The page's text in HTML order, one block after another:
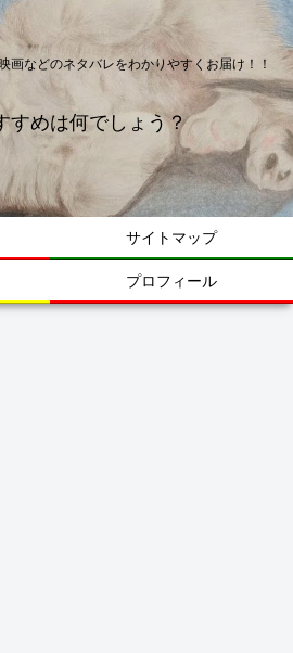
画などのネタバレをわかりやすくお届け！！
すめは何でしょう？
サイトマップ
プロフィール